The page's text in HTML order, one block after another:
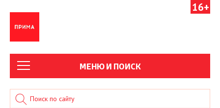
16+
МЕНЮ И ПОИСК